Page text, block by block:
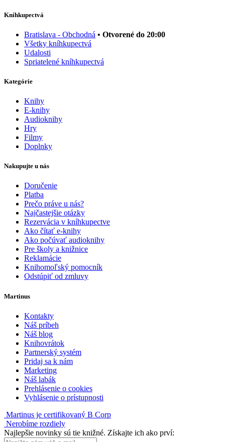
Kníhkupectvá
Bratislava - Obchodná • Otvorené do 20:00
Všetky kníhkupectvá
Udalosti
Spriatelené kníhkupectvá
Kategórie
Knihy
E-knihy
Audioknihy
Hry
Filmy
Doplnky
Nakupujte u nás
Doručenie
Platba
Prečo práve u nás?
Najčastejšie otázky
Rezervácia v kníhkupectve
Ako čítať e-knihy
Ako počúvať audioknihy
Pre školy a knižnice
Reklamácie
Knihomoľský pomocník
Odstúpiť od zmluvy
Martinus
Kontakty
Náš príbeh
Náš blog
Knihovrátok
Partnerský systém
Pridaj sa k nám
Marketing
Náš labák
Prehlásenie o cookies
Vyhlásenie o prístupnosti
Martinus je certifikovaný B Corp
Nerobíme rozdiely
Najlepšie novinky sú tie knižné. Získajte ich ako prví: